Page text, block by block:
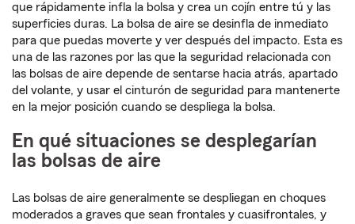
que rápidamente infla la bolsa y crea un cojín entre tú y las
superficies duras. La bolsa de aire se desinfla de inmediato
para que puedas moverte y ver después del impacto. Esta es
una de las razones por las que la seguridad relacionada con
las bolsas de aire depende de sentarse hacia atrás, apartado
del volante, y usar el cinturón de seguridad para mantenerte
en la mejor posición cuando se despliega la bolsa.
En qué situaciones se desplegarían
las bolsas de aire
Las bolsas de aire generalmente se despliegan en choques
moderados a graves que sean frontales y cuasifrontales, y